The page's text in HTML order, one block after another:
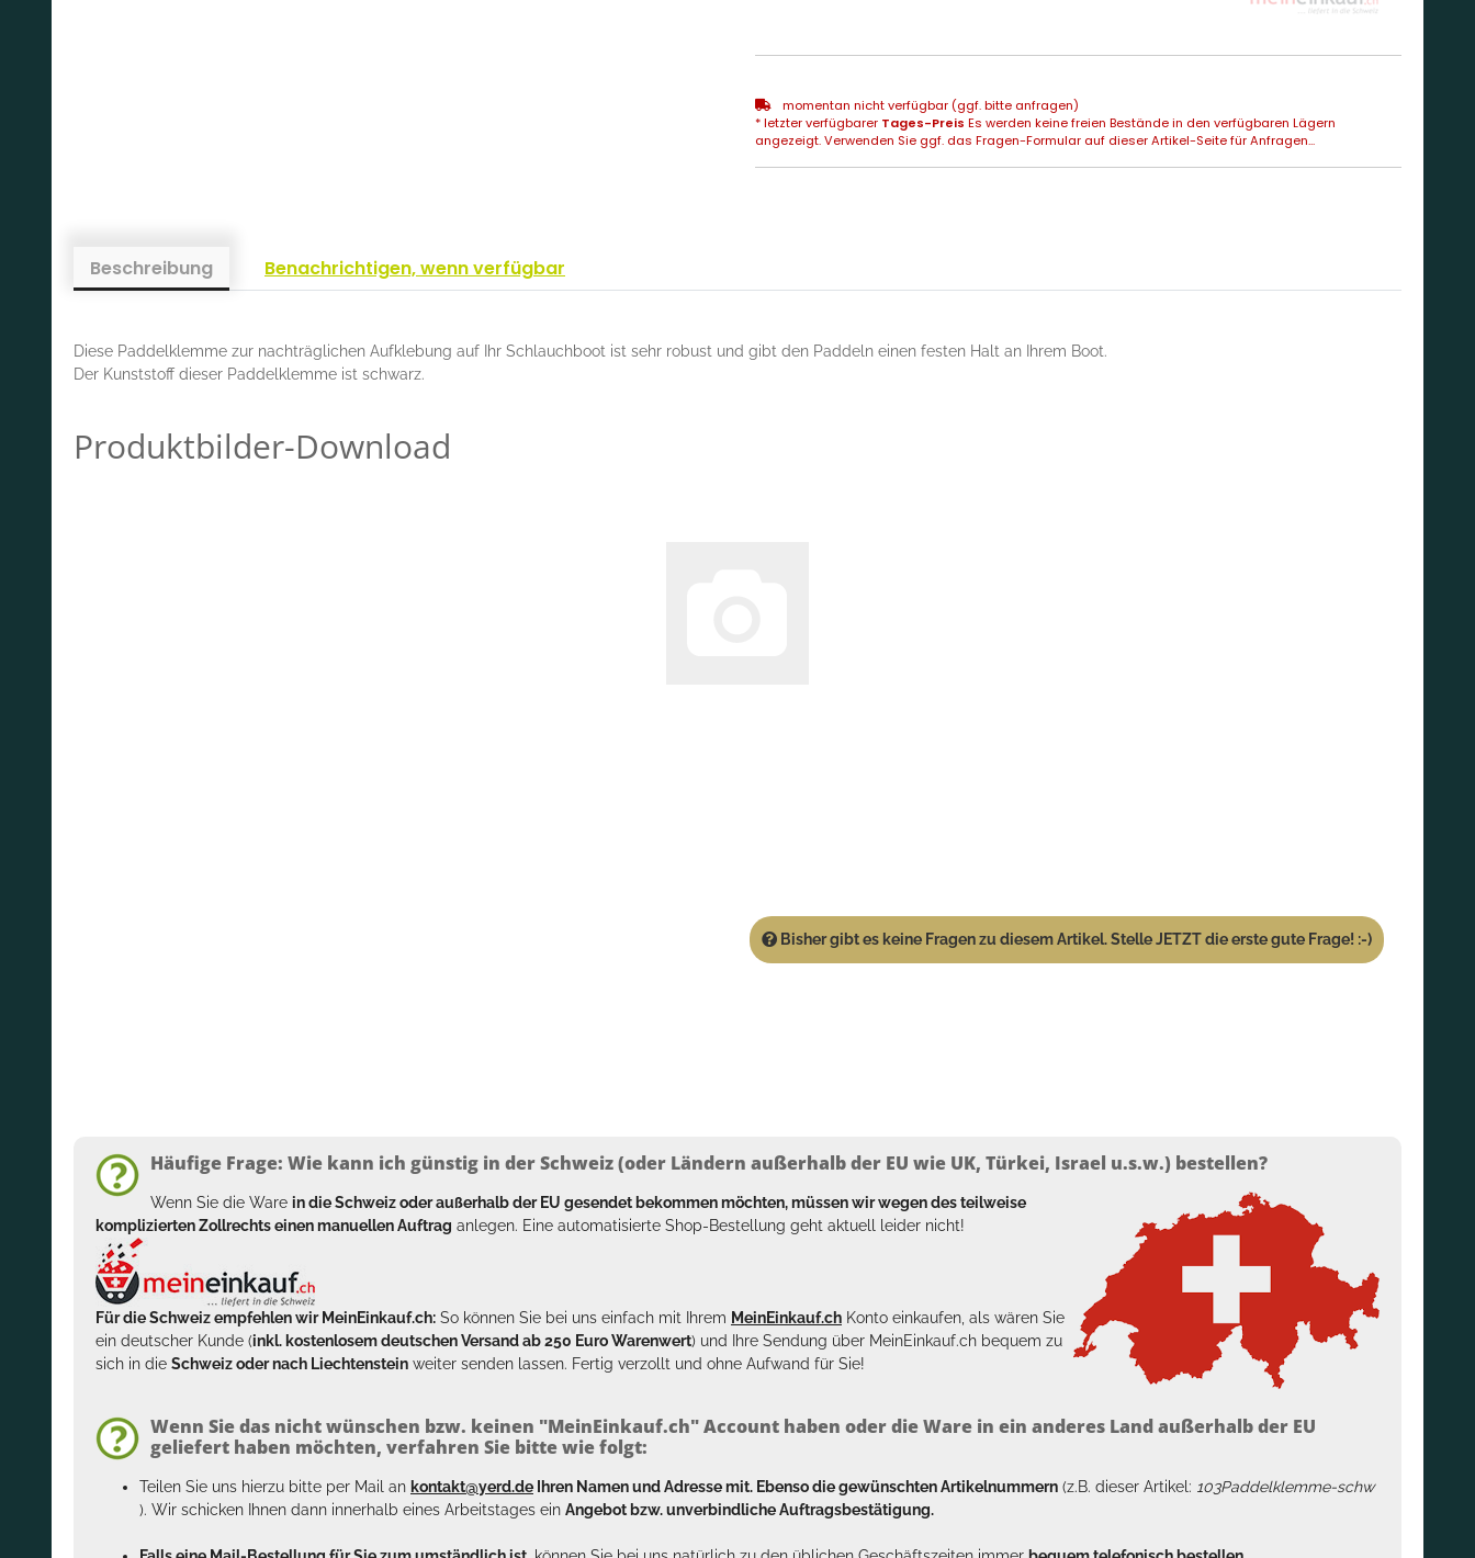
momentan nicht verfügbar (ggf. bitte anfragen)
* letzter verfügbarer Tages-Preis Es werden keine freien Bestände in den verfügbaren Lägern
angezeigt. Verwenden Sie ggf. das Fragen-Formular auf dieser Artikel-Seite für Anfragen...
Beschreibung Benachrichtigen, wenn verfügbar
Diese Paddelklemme zur nachträglichen Aufklebung auf Ihr Schlauchboot ist sehr robust und gibt den Paddeln einen festen Halt an Ihrem Boot.
Der Kunststoff dieser Paddelklemme ist schwarz.
Produktbilder-Download
Bisher gibt es keine Fragen zu diesem Artikel. Stelle JETZT die erste gute Frage! :-)
Häufige Frage: Wie kann ich günstig in der Schweiz (oder Ländern außerhalb der EU wie UK, Türkei, Israel u.s.w.) bestellen?
Wenn Sie die Ware in die Schweiz oder außerhalb der EU gesendet bekommen möchten, müssen wir wegen des teilweise
komplizierten Zollrechts einen manuellen Auftrag anlegen. Eine automatisierte Shop-Bestellung geht aktuell leider nicht!
Für die Schweiz empfehlen wir MeinEinkauf.ch: So können Sie bei uns einfach mit Ihrem MeinEinkauf.ch Konto einkaufen, als wären Sie
ein deutscher Kunde (inkl. kostenlosem deutschen Versand ab 250 Euro Warenwert) und Ihre Sendung über MeinEinkauf.ch bequem zu
sich in die Schweiz oder nach Liechtenstein weiter senden lassen. Fertig verzollt und ohne Aufwand für Sie!
Wenn Sie das nicht wünschen bzw. keinen "MeinEinkauf.ch" Account haben oder die Ware in ein anderes Land außerhalb der EU
geliefert haben möchten, verfahren Sie bitte wie folgt:
Teilen Sie uns hierzu bitte per Mail an kontakt@yerd.de Ihren Namen und Adresse mit. Ebenso die gewünschten Artikelnummern (z.B. dieser Artikel: 103Paddelklemme-schw
). Wir schicken Ihnen dann innerhalb eines Arbeitstages ein Angebot bzw. unverbindliche Auftragsbestätigung.